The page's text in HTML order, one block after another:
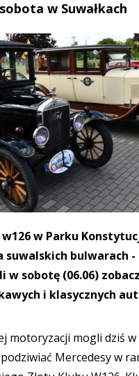
w Suwałkach
w Parku
suwalskich bulwarach
sobotę (06.06)
i klasycznych
motoryzacji mogli dziś
Mercedesy w